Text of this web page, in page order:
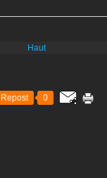
Haut
Repost 0